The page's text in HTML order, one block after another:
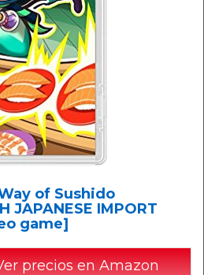
of Sushido
JAPANESE IMPORT
game]
precios en Amazon